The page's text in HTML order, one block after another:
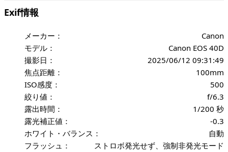
Exif情報
メーカー：
Canon
モデル：
Canon EOS 40D
撮影日：
2025/06/12 09:31:49
焦点距離：
100mm
ISO感度：
500
絞り値：
f/6.3
露出時間：
1/200 秒
露光補正値：
-0.3
ホワイト・バランス：
自動
フラッシュ：
ストロボ発光せず、強制非発光モード